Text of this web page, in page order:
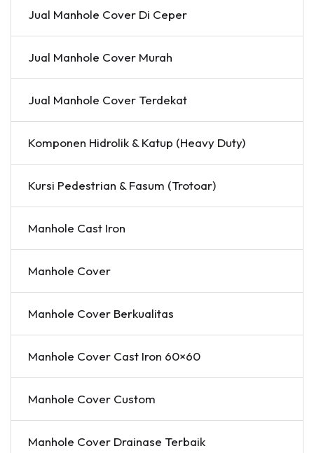
Jual Manhole Cover Di Ceper
Jual Manhole Cover Murah
Jual Manhole Cover Terdekat
Komponen Hidrolik & Katup (Heavy Duty)
Kursi Pedestrian & Fasum (Trotoar)
Manhole Cast Iron
Manhole Cover
Manhole Cover Berkualitas
Manhole Cover Cast Iron 60×60
Manhole Cover Custom
Manhole Cover Drainase Terbaik